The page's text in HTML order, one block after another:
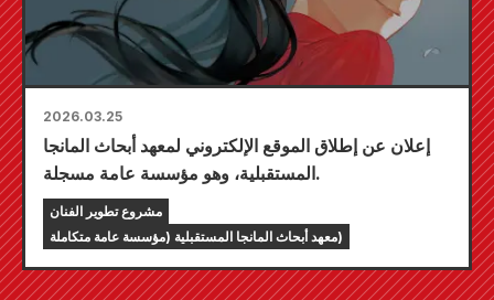
2026.03.25
إعلان عن إطلاق الموقع الإلكتروني لمعهد أبحاث المانجا
المستقبلية، وهو مؤسسة عامة مسجلة.
مشروع تطوير الفنان
معهد أبحاث المانجا المستقبلية (مؤسسة عامة متكاملة)